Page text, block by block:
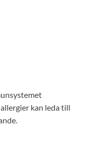
kan leda till